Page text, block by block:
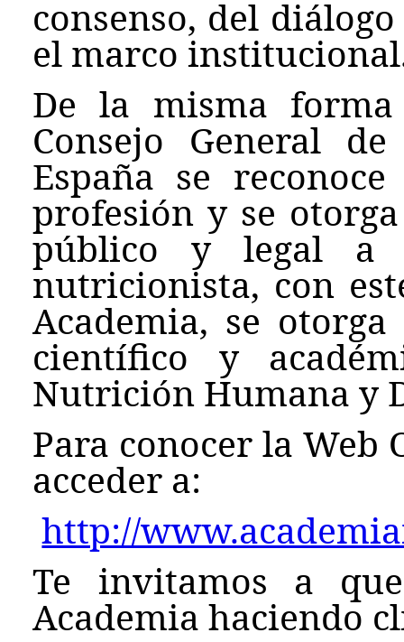
consenso, del
el marco
De la misma
Consejo General
España se
profesión y se
público y legal a
nutricionista, con
Academia, se
científico y
Nutrición Humana y
Para conocer la Web
acceder a:
http://
Te invitamos a
Academia haciendo